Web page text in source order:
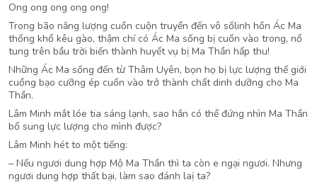
Ong ong ong ong ong!
Trong bão năng lượng cuồn cuộn truyền đến vô sốlinh hồn Ác Ma
thống khổ kêu gào, thậm chí có Ác Ma sống bị cuốn vào trong, nổ
tung trên bầu trời biến thành huyết vụ bị Ma Thần hấp thu!
Những Ác Ma sống đến từ Thâm Uyên, bọn họ bị lực lượng thế giới
cuồng bạo cưỡng ép cuốn vào trở thành chất dinh dưỡng cho Ma
Thần.
Lâm Minh mắt lóe tia sáng lạnh, sao hắn có thể đứng nhìn Ma Thần
bổ sung lực lượng cho mình được?
Lâm Minh hét to một tiếng:
– Nếu ngươi dung hợp Mộ Ma Thần thì ta còn e ngại ngươi. Nhưng
ngươi dung hợp thất bại, làm sao đánh laị ta?